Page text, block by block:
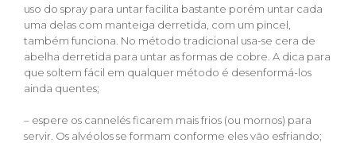
uso do spray para untar facilita bastante porém untar cada
uma delas com manteiga derretida, com um pincel,
também funciona. No método tradicional usa-se cera de
abelha derretida para untar as formas de cobre. A dica para
que soltem fácil em qualquer método é desenformá-los
ainda quentes;
– espere os cannelés ficarem mais frios (ou mornos) para
servir. Os alvéolos se formam conforme eles vão esfriando;